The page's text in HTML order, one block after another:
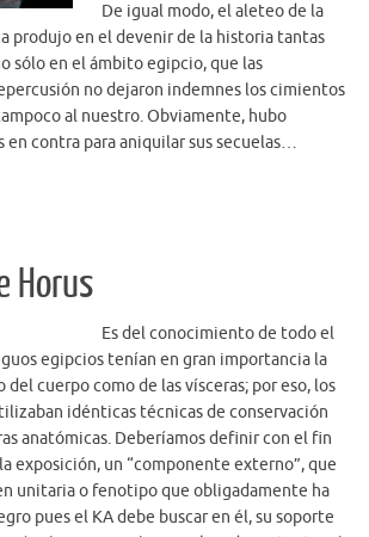
De igual modo, el aleteo de la
produjo en el devenir de la historia tantas
sólo en el ámbito egipcio, que las
no dejaron indemnes los cimientos
al nuestro. Obviamente, hubo
en contra para aniquilar sus secuelas…
Horus
Es del conocimiento de todo el
egipcios tenían en gran importancia la
cuerpo como de las vísceras; por eso, los
idénticas técnicas de conservación
anatómicas. Deberíamos definir con el fin
exposición, un “componente externo”, que
unitaria o fenotipo que obligadamente ha
pues el KA debe buscar en él, su soporte